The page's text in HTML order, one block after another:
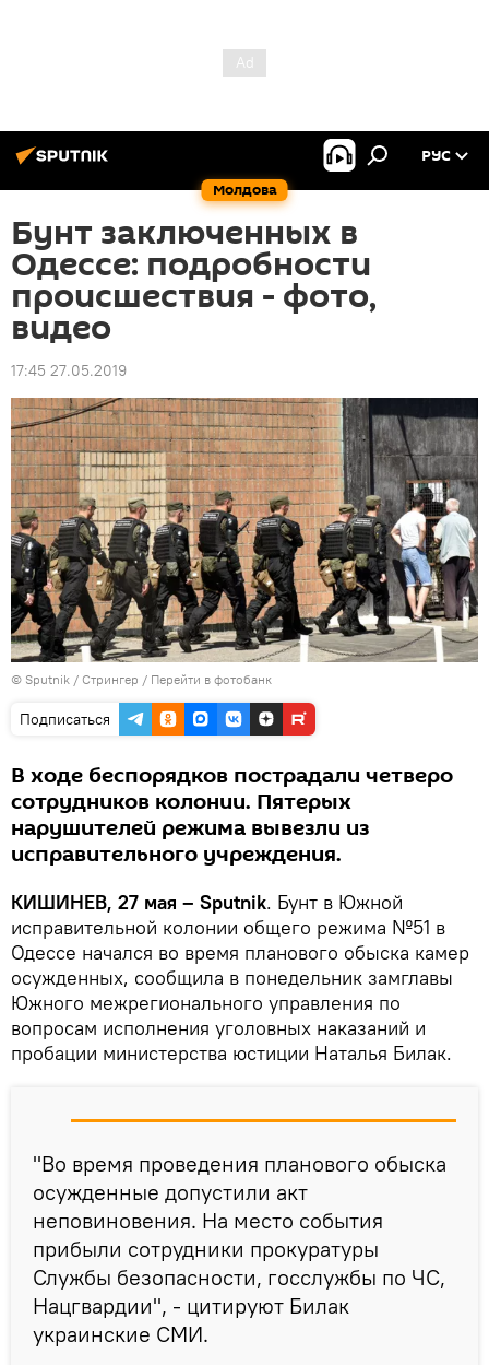
Молдова
РУС
Бунт заключенных в
Одессе: подробности
происшествия - фото,
видео
17:45 27.05.2019
© Sputnik / Стрингер / Перейти в фотобанк
Подписаться
В ходе беспорядков пострадали четверо
сотрудников колонии. Пятерых
нарушителей режима вывезли из
исправительного учреждения.
КИШИНЕВ, 27 мая – Sputnik. Бунт в Южной
исправительной колонии общего режима №51 в
Одессе начался во время планового обыска камер
осужденных, сообщила в понедельник замглавы
Южного межрегионального управления по
вопросам исполнения уголовных наказаний и
пробации министерства юстиции Наталья Билак.
"Во время проведения планового обыска
осужденные допустили акт
неповиновения. На место события
прибыли сотрудники прокуратуры
Службы безопасности, госслужбы по ЧС,
Нацгвардии", - цитируют Билак
украинские СМИ.